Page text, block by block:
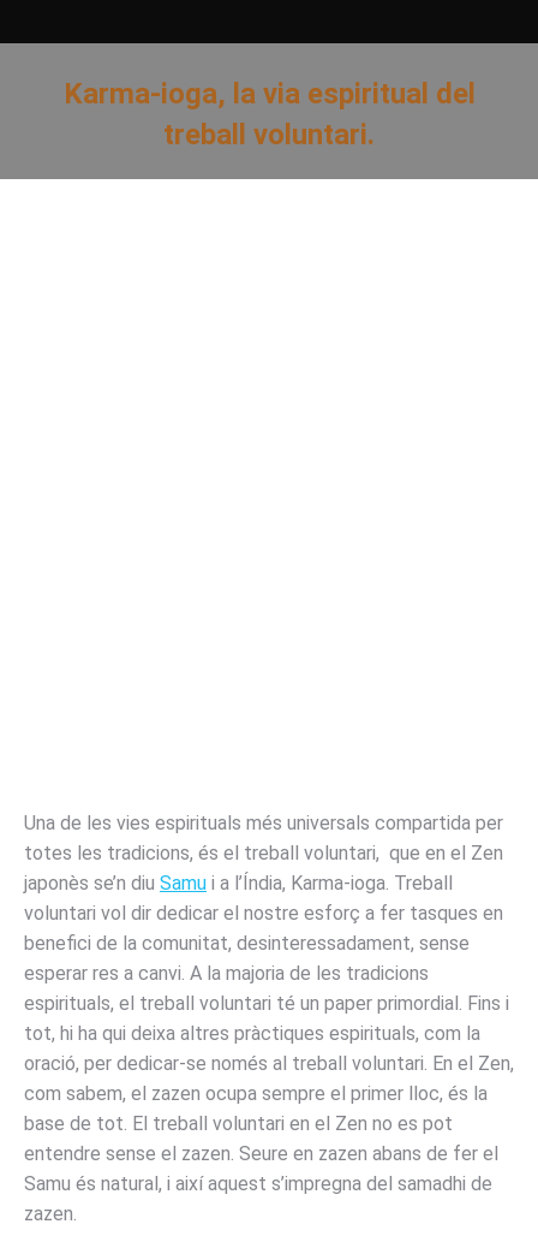
Karma-ioga, la via espiritual del
treball voluntari.
Una de les vies espirituals més universals compartida per
totes les tradicions, és el treball voluntari, que en el Zen
japonès se’n diu Samu i a l’Índia, Karma-ioga. Treball
voluntari vol dir dedicar el nostre esforç a fer tasques en
benefici de la comunitat, desinteressadament, sense
esperar res a canvi. A la majoria de les tradicions
espirituals, el treball voluntari té un paper primordial. Fins i
tot, hi ha qui deixa altres pràctiques espirituals, com la
oració, per dedicar-se només al treball voluntari. En el Zen,
com sabem, el zazen ocupa sempre el primer lloc, és la
base de tot. El treball voluntari en el Zen no es pot
entendre sense el zazen. Seure en zazen abans de fer el
Samu és natural, i així aquest s’impregna del samadhi de
zazen.